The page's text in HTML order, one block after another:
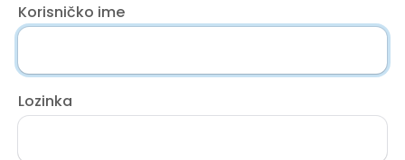
Korisničko ime
Lozinka